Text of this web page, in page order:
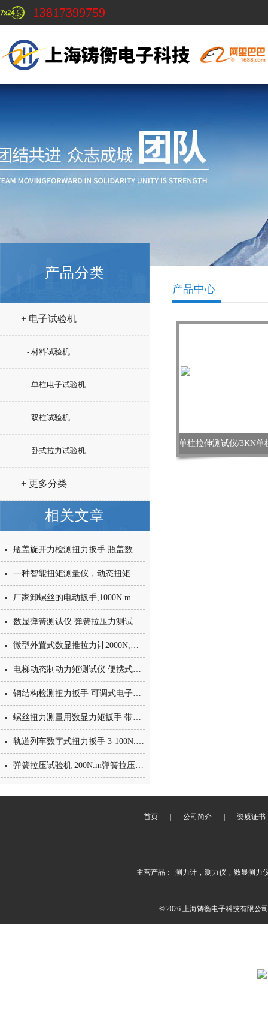
13817399759
产品分类
+ 电子试验机
- 材料试验机
- 单柱电子试验机
- 双柱试验机
- 卧式拉力试验机
+ 更多分类
相关文章
瓶盖旋开力检测扭力扳手 瓶盖数显扭矩扳手价格 100N.m力矩扳手
一种智能扭矩测量仪，动态扭矩检测仪
厂家卸螺丝的电动扳手,1000N.m电动扭矩扳手
数显弹簧测试仪 弹簧拉压力测试仪 100N.m弹簧拉压试验机小型厂家
微型外置式数显推拉力计2000N,电子拉力计,数显测力计
电梯动态制动力矩测试仪 便携式制动扭矩测试仪 数显动态力矩仪价格
钢结构检测扭力扳手 可调式电子扭力扳手 手动螺丝检测扭矩扳手
螺丝扭力测量用数显力矩扳手 带储存电子数字扭力扳手价格
轨道列车数字式扭力扳手 3-100N.m数显测扭矩扳手 防滑测试扳手
弹簧拉压试验机 200N.m弹簧拉压强度测试仪 拉压弹簧测试机厂家
产品中心
首页 公司简介 资质证书
主营产品： 测力计 , 测力仪 , 数显测力
© 2026 上海铸衡电子科技有限公